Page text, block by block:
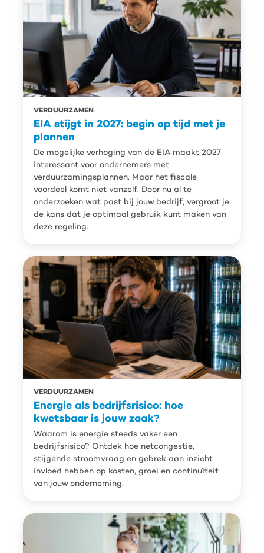
VERDUURZAMEN
EIA stijgt in 2027: begin op tijd met je
plannen
De mogelijke verhoging van de EIA maakt 2027
interessant voor ondernemers met
verduurzamingsplannen. Maar het fiscale
voordeel komt niet vanzelf. Door nu al te
onderzoeken wat past bij jouw bedrijf, vergroot je
de kans dat je optimaal gebruik kunt maken van
deze regeling.
VERDUURZAMEN
Energie als bedrijfsrisico: hoe
kwetsbaar is jouw zaak?
Waarom is energie steeds vaker een
bedrijfsrisico? Ontdek hoe netcongestie,
stijgende stroomvraag en gebrek aan inzicht
invloed hebben op kosten, groei en continuïteit
van jouw onderneming.